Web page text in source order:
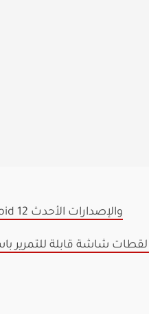
التقط لقطات شاشة قابلة للتمرير على Android 12 والإصدارات الأحدث
شاشة قابلة للتمرير